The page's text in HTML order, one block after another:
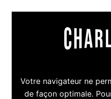
Votre navigateur ne
de façon optimale.